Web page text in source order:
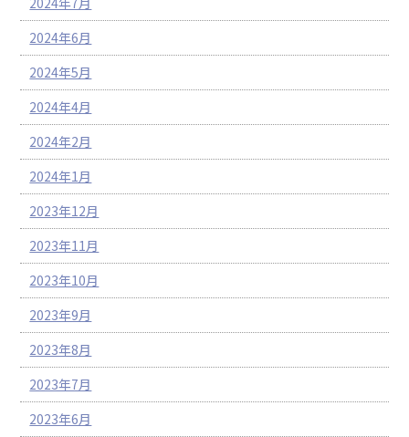
2024年6月
2024年5月
2024年4月
2024年2月
2024年1月
2023年12月
2023年11月
2023年10月
2023年9月
2023年8月
2023年7月
2023年6月